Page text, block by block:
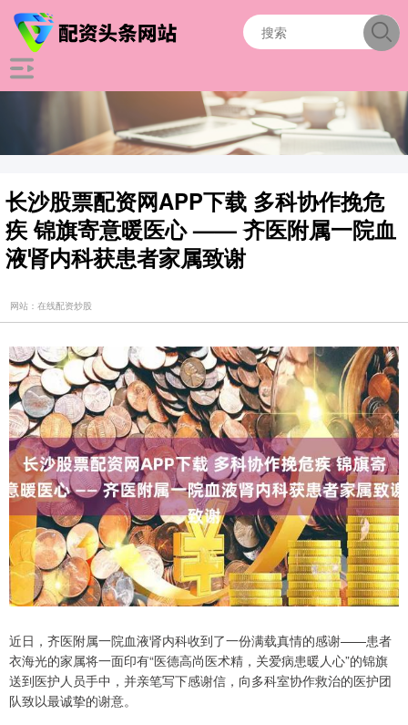
长沙股票配资网APP下载 多科协作挽危
疾 锦旗寄意暖医心 —— 齐医附属一院血
液肾内科获患者家属致谢
网站：在线配资炒股
近日，齐医附属一院血液肾内科收到了一份满载真情的感谢——患者
衣海光的家属将一面印有“医德高尚医术精，关爱病患暖人心”的锦旗
送到医护人员手中，并亲笔写下感谢信，向多科室协作救治的医护团
队致以最诚挚的谢意。